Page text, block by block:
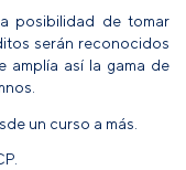
posibilidad de tomar
serán reconocidos
amplía así la gama de
un curso a más.